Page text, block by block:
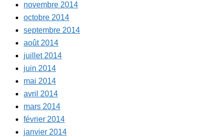
novembre 2014
octobre 2014
septembre 2014
août 2014
juillet 2014
juin 2014
mai 2014
avril 2014
mars 2014
février 2014
janvier 2014